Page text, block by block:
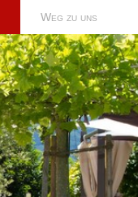
Weg zu uns